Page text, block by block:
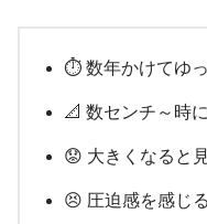
⏱️ 数年かけてゆ
📐 数センチ～時
😟 大きくなると
😣 圧迫感を感じ